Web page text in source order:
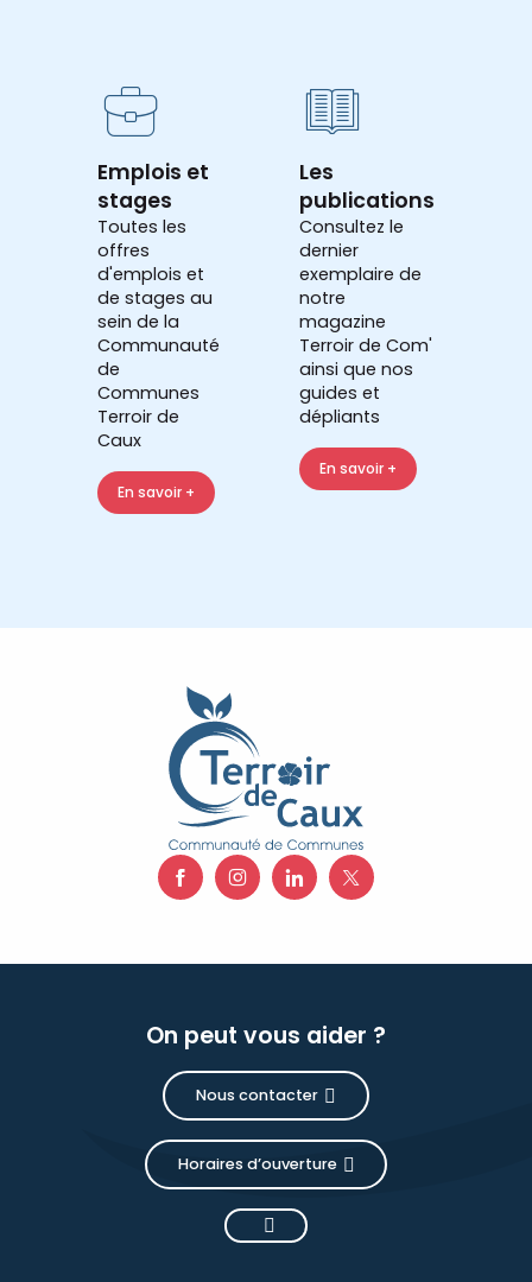
Emplois et
stages
Toutes les
offres
d'emplois et
de stages au
sein de la
Communauté
de
Communes
Terroir de
Caux
En savoir +
Les
publications
Consultez le
dernier
exemplaire de
notre
magazine
Terroir de Com'
ainsi que nos
guides et
dépliants
En savoir +
On peut vous aider ?
Nous contacter
Horaires d’ouverture